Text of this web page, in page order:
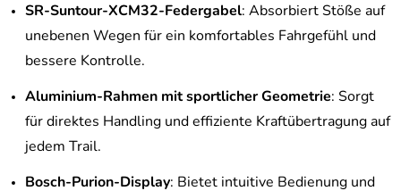
SR-Suntour-XCM32-Federgabel: Absorbiert Stöße auf
unebenen Wegen für ein komfortables Fahrgefühl und
bessere Kontrolle.
Aluminium-Rahmen mit sportlicher Geometrie: Sorgt
für direktes Handling und effiziente Kraftübertragung auf
jedem Trail.
Bosch-Purion-Display: Bietet intuitive Bedienung und